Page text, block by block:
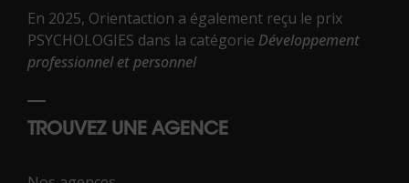
En 2025, Orientaction a également reçu le prix
PSYCHOLOGIES dans la catégorie Développement
professionnel et personnel
TROUVEZ UNE AGENCE